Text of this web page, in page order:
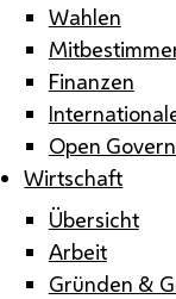
Wahlen
Finanzen
Open
Wirtschaft
Übersicht
Arbeit
Gründen &